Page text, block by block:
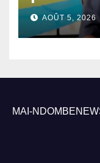
AOÛT 5, 2026
MAI-